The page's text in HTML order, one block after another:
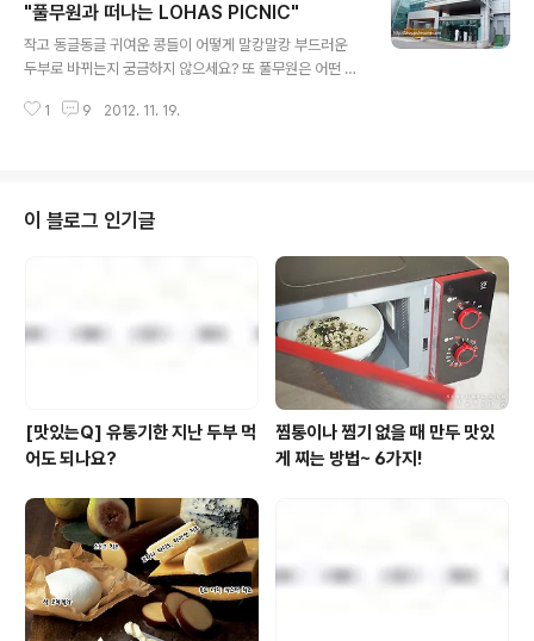
3회 정도는 재생한 셈이고 그렇다면 다들 캠페인 송을 외우고도 남았겠죠? 풀
반장 역시 딴짓을 하다가도 어디선가 캠페인 송이 들려오면 큰소리로 따라부르
곤 한답니다. 풀사이 ..
"풀무원과 떠나는 LOHAS PICNIC"
작고 동글동글 귀여운 콩들이 어떻게 말캉말캉 부드러운
두부로 바뀌는지 궁금하지 않으세요? 또 풀무원은 어떤 콩
증을 모두 풀어드립니다~ 어디에서일까요? 네~ 바로 풀무
증을 풀기에는 딱! 지인들과 함께 가도 좋고 아이들과 함께
해도 좋은 '풀무원과 떠나는 LOHAS PICNIC'에 여러분을
초대합니다~ 풀무원 두부공장견학 신청받아요~ "풀무원
과 떠나는 LOHAS PICNIC" 1) 신청기간 : 2012.11.19
(월)~11.23(금) 2) 응모방법 : 아래 댓글로 가고싶은 ..
1 9 2012. 11. 19.
이 블로그 인기글
[맛있는Q] 유통기한 지난 두부 먹
어도 되나요?
찜통이나 찜기 없을 때 만두 맛있
게 찌는 방법~ 6가지!